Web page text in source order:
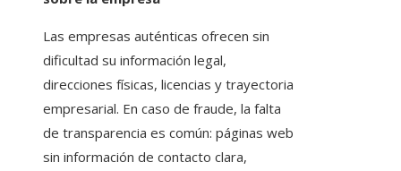
Las empresas auténticas ofrecen sin
dificultad su información legal,
direcciones físicas, licencias y trayectoria
empresarial. En caso de fraude, la falta
de transparencia es común: páginas web
sin información de contacto clara,